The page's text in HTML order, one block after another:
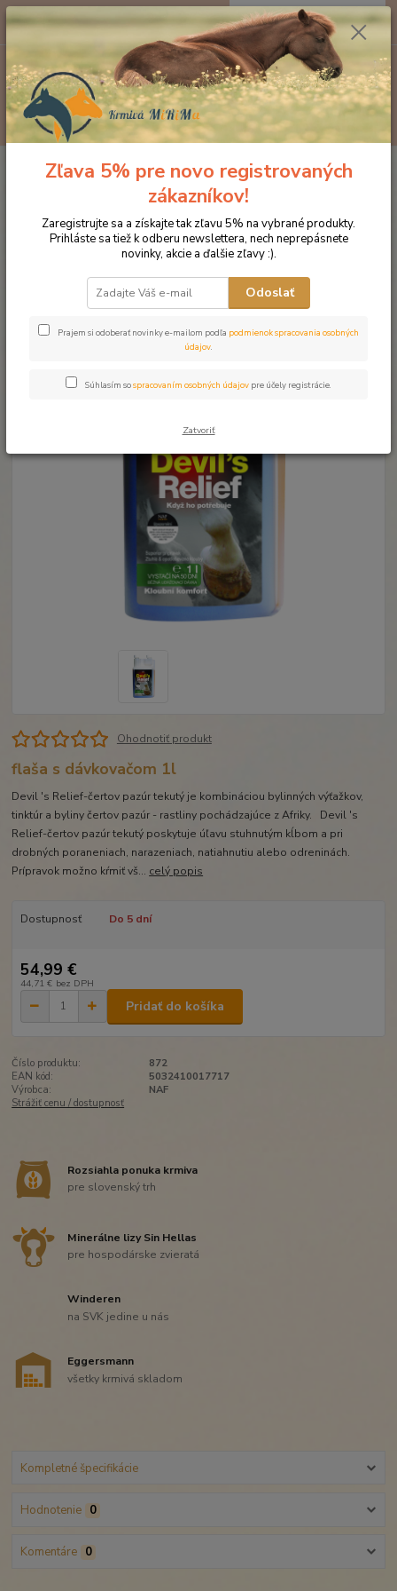
Menu
0ks
za0 €
Doplnky výživy Bylinky
NAF Devil’s Relief - Diablov spár
NAF Devil’s Relief - Diablov spár
(tekutý)
Ohodnotiť produkt
flaša s dávkovačom 1l
Devil 's Relief-čertov pazúr tekutý je kombináciou bylinných výťažkov,
tinktúr a byliny čertov pazúr - rastliny pochádzajúce z Afriky. Devil 's
Relief-čertov pazúr tekutý poskytuje úľavu stuhnutým kĺbom a pri
drobných poraneniach, narazeniach, natiahnutiu alebo odreninách.
Prípravok možno kŕmiť vš... celý popis
Dostupnosť Do 5 dní
54,99 €
44,71 € bez DPH
Pridať do košíka
Číslo produktu:
872
EAN kód:
5032410017717
Výrobca:
NAF
Strážiť cenu / dostupnosť
Rozsiahla ponuka krmiva
pre slovenský trh
Minerálne lizy Sin Hellas
pre hospodárske zvieratá
Winderen
na SVK jedine u nás
Eggersmann
všetky krmivá skladom
Kompletné špecifikácie
Hodnotenie 0
Komentáre 0
Zľava 5% pre novo registrovaných
zákazníkov!
Zaregistrujte sa a získajte tak zľavu 5% na vybrané produkty.
Prihláste sa tiež k odberu newslettera, nech neprepásnete
novinky, akcie a ďalšie zľavy :).
Odoslať
Prajem si odoberať novinky e-mailom podľa podmienok spracovania osobných
údajov.
Súhlasím sospracovaním osobných údajov pre účely registrácie.
Zatvoriť